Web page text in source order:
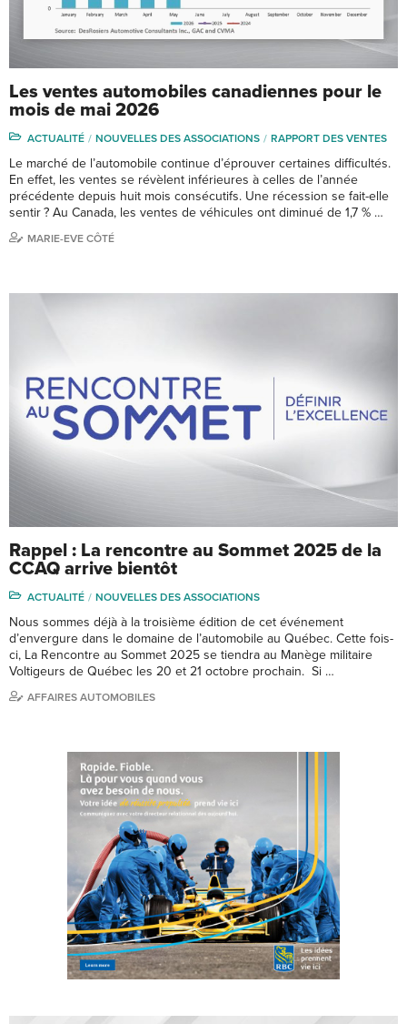
Les ventes automobiles canadiennes pour le
mois de mai 2026
ACTUALITÉ NOUVELLES DES ASSOCIATIONS RAPPORT DES VENTES
Le marché de l’automobile continue d’éprouver certaines difficultés.
En effet, les ventes se révèlent inférieures à celles de l’année
précédente depuis huit mois consécutifs. Une récession se fait-elle
sentir ? Au Canada, les ventes de véhicules ont diminué de 1,7 % …
MARIE-EVE CÔTÉ
Rappel : La rencontre au Sommet 2025 de la
CCAQ arrive bientôt
ACTUALITÉ NOUVELLES DES ASSOCIATIONS
Nous sommes déjà à la troisième édition de cet événement
d’envergure dans le domaine de l’automobile au Québec. Cette fois-
ci, La Rencontre au Sommet 2025 se tiendra au Manège militaire
Voltigeurs de Québec les 20 et 21 octobre prochain. Si …
AFFAIRES AUTOMOBILES